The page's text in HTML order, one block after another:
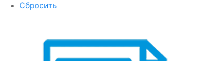
Сбросить